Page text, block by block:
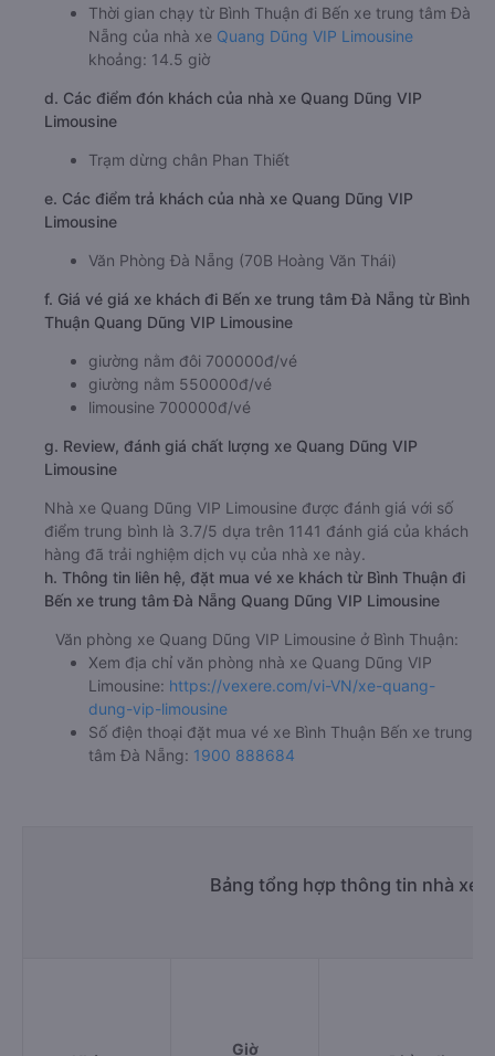
Thời gian chạy từ Bình Thuận đi Bến xe trung tâm Đà
Nẵng của nhà xe Quang Dũng VIP Limousine
khoảng: 14.5 giờ
d. Các điểm đón khách của nhà xe Quang Dũng VIP
Limousine
Trạm dừng chân Phan Thiết
e. Các điểm trả khách của nhà xe Quang Dũng VIP
Limousine
Văn Phòng Đà Nẵng (70B Hoàng Văn Thái)
f. Giá vé giá xe khách đi Bến xe trung tâm Đà Nẵng từ Bình
Thuận Quang Dũng VIP Limousine
giường nằm đôi 700000đ/vé
giường nằm 550000đ/vé
limousine 700000đ/vé
g. Review, đánh giá chất lượng xe Quang Dũng VIP
Limousine
Nhà xe Quang Dũng VIP Limousine được đánh giá với số
điểm trung bình là 3.7/5 dựa trên 1141 đánh giá của khách
hàng đã trải nghiệm dịch vụ của nhà xe này.
h. Thông tin liên hệ, đặt mua vé xe khách từ Bình Thuận đi
Bến xe trung tâm Đà Nẵng Quang Dũng VIP Limousine
Văn phòng xe Quang Dũng VIP Limousine ở Bình Thuận:
Xem địa chỉ văn phòng nhà xe Quang Dũng VIP
Limousine: https://vexere.com/vi-VN/xe-quang-
dung-vip-limousine
Số điện thoại đặt mua vé xe Bình Thuận Bến xe trung
tâm Đà Nẵng: 1900 888684
Bảng tổng hợp thông tin nhà xe
Giờ